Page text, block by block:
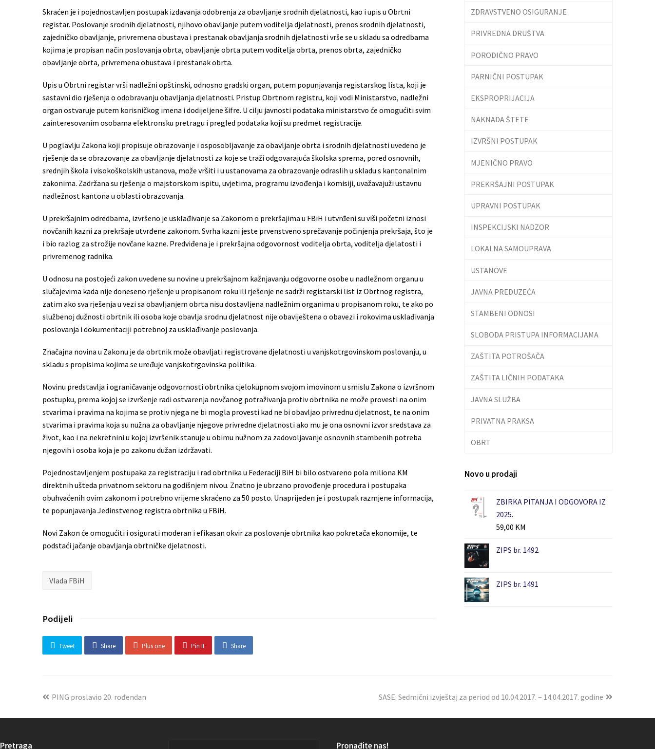
Skraćen je i pojednostavljen postupak izdavanja odobrenja za obavljanje srodnih djelatnosti, kao i upis u Obrtni
registar. Poslovanje srodnih djelatnosti, njihovo obavljanje putem voditelja djelatnosti, prenos srodnih djelatnosti,
zajedničko obavljanje, privremena obustava i prestanak obavljanja srodnih djelatnosti vrše se u skladu sa odredbama
kojima je propisan način poslovanja obrta, obavljanje obrta putem voditelja obrta, prenos obrta, zajedničko
obavljanje obrta, privremena obustava i prestanak obrta.
Upis u Obrtni registar vrši nadležni opštinski, odnosno gradski organ, putem popunjavanja registarskog lista, koji je
sastavni dio rješenja o odobravanju obavljanja djelatnosti. Pristup Obrtnom registru, koji vodi Ministarstvo, nadležni
organ ostvaruje putem korisničkog imena i dodijeljene šifre. U cilju javnosti podataka ministarstvo će omogućiti svim
zainteresovanim osobama elektronsku pretragu i pregled podataka koji su predmet registracije.
U poglavlju Zakona koji propisuje obrazovanje i osposobljavanje za obavljanje obrta i srodnih djelatnosti uvedeno je
rješenje da se obrazovanje za obavljanje djelatnosti za koje se traži odgovarajuća školska sprema, pored osnovnih,
srednjih škola i visokoškolskih ustanova, može vršiti i u ustanovama za obrazovanje odraslih u skladu s kantonalnim
zakonima. Zadržana su rješenja o majstorskom ispitu, uvjetima, programu izvođenja i komisiji, uvažavajuži ustavnu
nadležnost kantona u oblasti obrazovanja.
U prekršajnim odredbama, izvršeno je usklađivanje sa Zakonom o prekršajima u FBiH i utvrđeni su viši početni iznosi
novčanih kazni za prekršaje utvrđene zakonom. Svrha kazni jeste prvenstveno sprečavanje počinjenja prekršaja, što je
i bio razlog za strožije novčane kazne. Predviđena je i prekršajna odgovornost voditelja obrta, voditelja djelatosti i
privremenog radnika.
U odnosu na postojeći zakon uvedene su novine u prekršajnom kažnjavanju odgovorne osobe u nadležnom organu u
slučajevima kada nije doneseno rješenje u propisanom roku ili rješenje ne sadrži registarski list iz Obrtnog registra,
zatim ako sva rješenja u vezi sa obavljanjem obrta nisu dostavljena nadležnim organima u propisanom roku, te ako po
službenoj dužnosti obrtnik ili osoba koje obavlja srodnu djelatnost nije obaviještena o obavezi i rokovima usklađivanja
poslovanja i dokumentaciji potrebnoj za usklađivanje poslovanja.
Značajna novina u Zakonu je da obrtnik može obavljati registrovane djelatnosti u vanjskotrgovinskom poslovanju, u
skladu s propisima kojima se uređuje vanjskotrgovinska politika.
Novinu predstavlja i ograničavanje odgovornosti obrtnika cjelokupnom svojom imovinom u smislu Zakona o izvršnom
postupku, prema kojoj se izvršenje radi ostvarenja novčanog potraživanja protiv obrtnika ne može provesti na onim
stvarima i pravima na kojima se protiv njega ne bi mogla provesti kad ne bi obavljao privrednu djelatnost, te na onim
stvarima i pravima koja su nužna za obavljanje njegove privredne djelatnosti ako mu je ona osnovni izvor sredstava za
život, kao i na nekretnini u kojoj izvršenik stanuje u obimu nužnom za zadovoljavanje osnovnih stambenih potreba
njegovih i osoba koja je po zakonu dužan izdržavati.
Pojednostavljenjem postupaka za registraciju i rad obrtnika u Federaciji BiH bi bilo ostvareno pola miliona KM
direktnih ušteda privatnom sektoru na godišnjem nivou. Znatno je ubrzano provođenje procedura i postupaka
obuhvaćenih ovim zakonom i potrebno vrijeme skraćeno za 50 posto. Unaprijeđen je i postupak razmjene informacija,
te popunjavanja Jedinstvenog registra obrtnika u FBiH.
Novi Zakon će omogućiti i osigurati moderan i efikasan okvir za poslovanje obrtnika kao pokretača ekonomije, te
podstaći jačanje obavljanja obrtničke djelatnosti.
Vlada FBiH
Podijeli
Tweet Share Plus one Pin It Share
ZDRAVSTVENO OSIGURANJE
PRIVREDNA DRUŠTVA
PORODIČNO PRAVO
PARNIČNI POSTUPAK
EKSPROPRIJACIJA
NAKNADA ŠTETE
IZVRŠNI POSTUPAK
MJENIČNO PRAVO
PREKRŠAJNI POSTUPAK
UPRAVNI POSTUPAK
INSPEKCIJSKI NADZOR
LOKALNA SAMOUPRAVA
USTANOVE
JAVNA PREDUZEĆA
STAMBENI ODNOSI
SLOBODA PRISTUPA INFORMACIJAMA
ZAŠTITA POTROŠAČA
ZAŠTITA LIČNIH PODATAKA
JAVNA SLUŽBA
PRIVATNA PRAKSA
OBRT
Novo u prodaji
ZBIRKA PITANJA I ODGOVORA IZ
2025.
59,00 KM
ZIPS br. 1492
ZIPS br. 1491
PING proslavio 20. rođendan SASE: Sedmični izvještaj za period od 10.04.2017. – 14.04.2017. godine
Pretraga Pronađite nas!